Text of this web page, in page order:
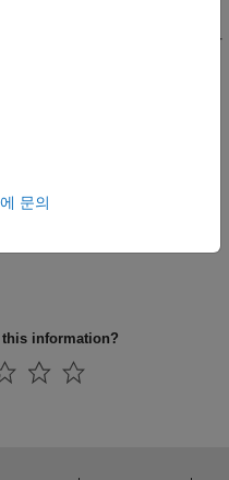
Extended Tire Features for
this information?
문의